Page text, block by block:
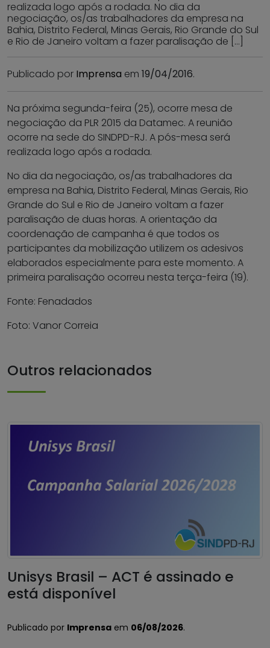
realizada logo após a rodada. No dia da
negociação, os/as trabalhadores da empresa na
Bahia, Distrito Federal, Minas Gerais, Rio Grande do Sul
e Rio de Janeiro voltam a fazer paralisação de […]
Publicado por Imprensa em 19/04/2016.
Na próxima segunda-feira (25), ocorre mesa de
negociação da PLR 2015 da Datamec. A reunião
ocorre na sede do SINDPD-RJ. A pós-mesa será
realizada logo após a rodada.
No dia da negociação, os/as trabalhadores da
empresa na Bahia, Distrito Federal, Minas Gerais, Rio
Grande do Sul e Rio de Janeiro voltam a fazer
paralisação de duas horas. A orientação da
coordenação de campanha é que todos os
participantes da mobilização utilizem os adesivos
elaborados especialmente para este momento. A
primeira paralisação ocorreu nesta terça-feira (19).
Fonte: Fenadados
Foto: Vanor Correia
Outros relacionados
Unisys Brasil – ACT é assinado e
está disponível
Publicado por Imprensa em 06/08/2026.